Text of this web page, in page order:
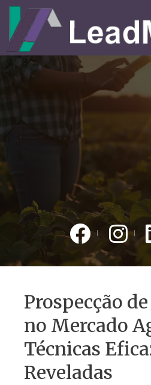
Prospecção
no Mercado
Técnicas
Reveladas